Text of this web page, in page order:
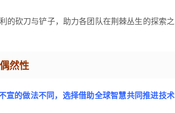
的砍刀与铲子，助力各团队在荆棘丛生的探索之
然性
宣的做法不同，选择借助全球智慧共同推进技术